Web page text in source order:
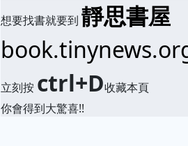
想要找書就要到靜思書屋
立刻按 ctrl+D收藏本頁
你會得到大驚喜!!